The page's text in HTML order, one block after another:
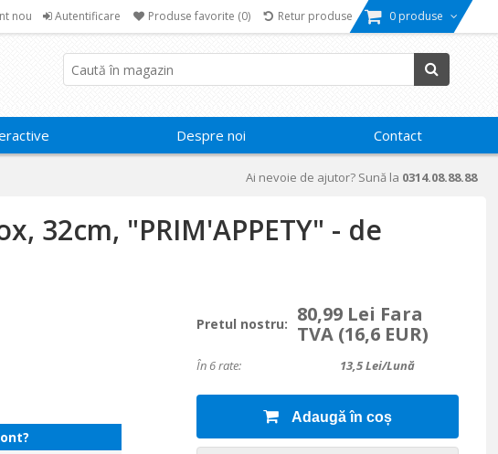
nou Autentificare Produse favorite (0) Retur produse 0 produse
Despre noi Contact
Ai nevoie de ajutor? Sună la 0314.08.88.88
32cm, "PRIM'APPETY" - de
Pretul nostru:
80,99 Lei Fara
TVA (16,6 EUR)
În 6 rate: 13,5Lei/lună
Adaugă în coș